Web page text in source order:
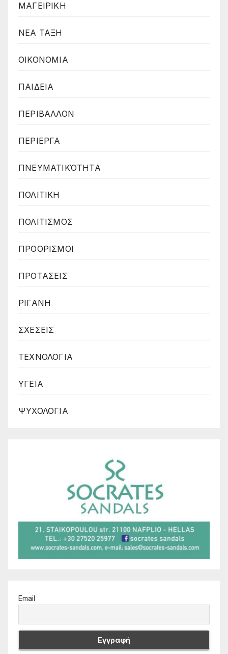
ΜΑΓΕΙΡΙΚΗ
ΝΕΑ ΤΑΞΗ
ΟΙΚΟΝΟΜΙΑ
ΠΑΙΔΕΙΑ
ΠΕΡΙΒΑΛΛΟΝ
ΠΕΡΙΕΡΓΑ
ΠΝΕΥΜΑΤΙΚΌΤΗΤΑ
ΠΟΛΙΤΙΚΗ
ΠΟΛΙΤΙΣΜΟΣ
ΠΡΟΟΡΙΣΜΟΙ
ΠΡΟΤΑΣΕΙΣ
ΡΙΓΑΝΗ
ΣΧΕΣΕΙΣ
ΤΕΧΝΟΛΟΓΙΑ
ΥΓΕΙΑ
ΨΥΧΟΛΟΓΙΑ
Email